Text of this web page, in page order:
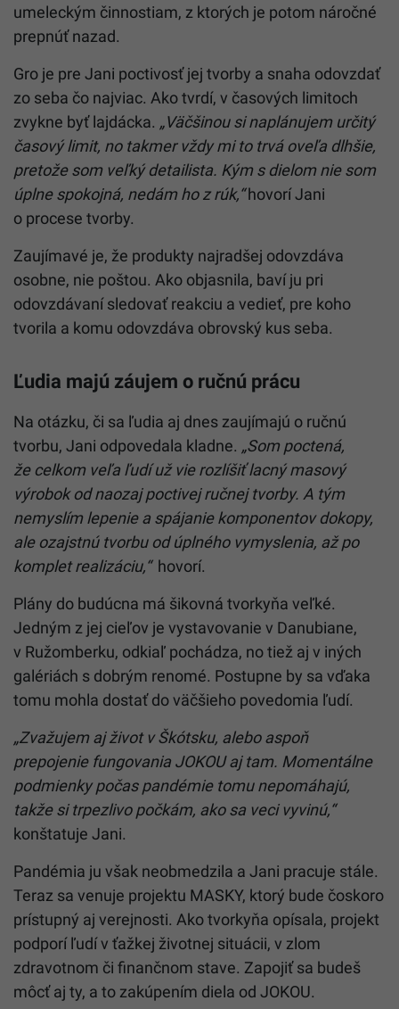
umeleckým činnostiam, z ktorých je potom náročné
prepnúť nazad.
Gro je pre Jani poctivosť jej tvorby a snaha odovzdať
zo seba čo najviac. Ako tvrdí, v časových limitoch
zvykne byť lajdácka. „Väčšinou si naplánujem určitý
časový limit, no takmer vždy mi to trvá oveľa dlhšie,
pretože som veľký detailista. Kým s dielom nie som
úplne spokojná, nedám ho z rúk,“hovorí Jani
o procese tvorby.
Zaujímavé je, že produkty najradšej odovzdáva
osobne, nie poštou. Ako objasnila, baví ju pri
odovzdávaní sledovať reakciu a vedieť, pre koho
tvorila a komu odovzdáva obrovský kus seba.
Ľudia majú záujem o ručnú prácu
Na otázku, či sa ľudia aj dnes zaujímajú o ručnú
tvorbu, Jani odpovedala kladne. „Som poctená,
že celkom veľa ľudí už vie rozlíšiť lacný masový
výrobok od naozaj poctivej ručnej tvorby. A tým
nemyslím lepenie a spájanie komponentov dokopy,
ale ozajstnú tvorbu od úplného vymyslenia, až po
komplet realizáciu,“hovorí.
Plány do budúcna má šikovná tvorkyňa veľké.
Jedným z jej cieľov je vystavovanie v Danubiane,
v Ružomberku, odkiaľ pochádza, no tiež aj v iných
galériách s dobrým renomé. Postupne by sa vďaka
tomu mohla dostať do väčšieho povedomia ľudí.
„Zvažujem aj život v Škótsku, alebo aspoň
prepojenie fungovania JOKOU aj tam. Momentálne
podmienky počas pandémie tomu nepomáhajú,
takže si trpezlivo počkám, ako sa veci vyvinú,“
konštatuje Jani.
Pandémia ju však neobmedzila a Jani pracuje stále.
Teraz sa venuje projektu MASKY, ktorý bude čoskoro
prístupný aj verejnosti. Ako tvorkyňa opísala, projekt
podporí ľudí v ťažkej životnej situácii, v zlom
zdravotnom či finančnom stave. Zapojiť sa budeš
môcť aj ty, a to zakúpením diela od JOKOU.